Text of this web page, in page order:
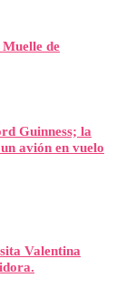
de
Guinness; la
avión en vuelo
Valentina